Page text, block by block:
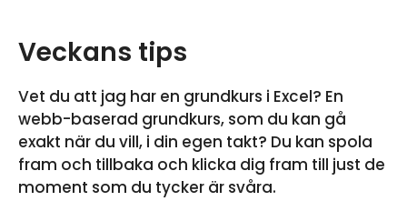
Veckans tips
Vet du att jag har en grundkurs i Excel? En
webb-baserad grundkurs, som du kan gå
exakt när du vill, i din egen takt? Du kan spola
fram och tillbaka och klicka dig fram till just de
moment som du tycker är svåra.